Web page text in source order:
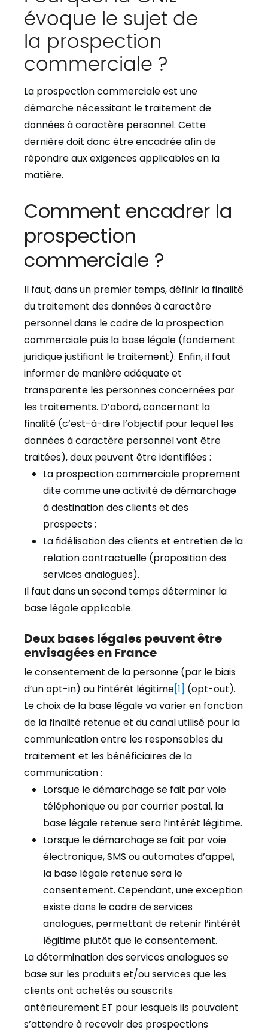
évoque le sujet de
la prospection
commerciale ?
La prospection commerciale est une
démarche nécessitant le traitement de
données à caractère personnel. Cette
dernière doit donc être encadrée afin de
répondre aux exigences applicables en la
matière.
Comment encadrer la
prospection
commerciale ?
Il faut, dans un premier temps, définir la finalité
du traitement des données à caractère
personnel dans le cadre de la prospection
commerciale puis la base légale (fondement
juridique justifiant le traitement). Enfin, il faut
informer de manière adéquate et
transparente les personnes concernées par
les traitements. D’abord, concernant la
finalité (c’est-à-dire l’objectif pour lequel les
données à caractère personnel vont être
traitées), deux peuvent être identifiées :
La prospection commerciale proprement
dite comme une activité de démarchage
à destination des clients et des
prospects ;
La fidélisation des clients et entretien de la
relation contractuelle (proposition des
services analogues).
Il faut dans un second temps déterminer la
base légale applicable.
Deux bases légales peuvent être
envisagées en France
le consentement de la personne (par le biais
d’un opt-in) ou l’intérêt légitime[1] (opt-out).
Le choix de la base légale va varier en fonction
de la finalité retenue et du canal utilisé pour la
communication entre les responsables du
traitement et les bénéficiaires de la
communication :
Lorsque le démarchage se fait par voie
téléphonique ou par courrier postal, la
base légale retenue sera l’intérêt légitime.
Lorsque le démarchage se fait par voie
électronique, SMS ou automates d’appel,
la base légale retenue sera le
consentement. Cependant, une exception
existe dans le cadre de services
analogues, permettant de retenir l’intérêt
légitime plutôt que le consentement.
La détermination des services analogues se
base sur les produits et/ou services que les
clients ont achetés ou souscrits
antérieurement ET pour lesquels ils pouvaient
s’attendre à recevoir des prospections